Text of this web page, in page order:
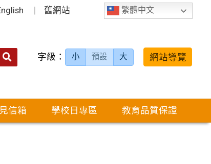
繁體中文
舊網站
字級： 小 預設 大 網站導覽
信箱 學校日專區 教育品質保證